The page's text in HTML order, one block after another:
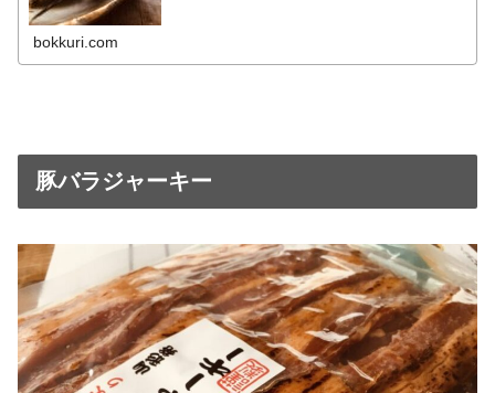
bokkuri.com
豚バラジャーキー